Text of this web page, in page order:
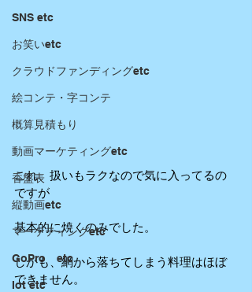
SNS etc
お笑いetc
クラウドファンディングetc
絵コンテ・字コンテ
概算見積もり
動画マーケティングetc
香盤表
縦動画etc
マーケティングetc
GoPro etc
Iot etc
これ、扱いもラクなので気に入ってるの
ですが
基本的に焼くのみでした。
しかも、網から落ちてしまう料理はほぼ
できません。